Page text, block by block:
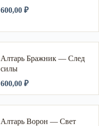
600,00 ₽
Алтарь Бражник — След
силы
600,00 ₽
Алтарь Ворон — Свет